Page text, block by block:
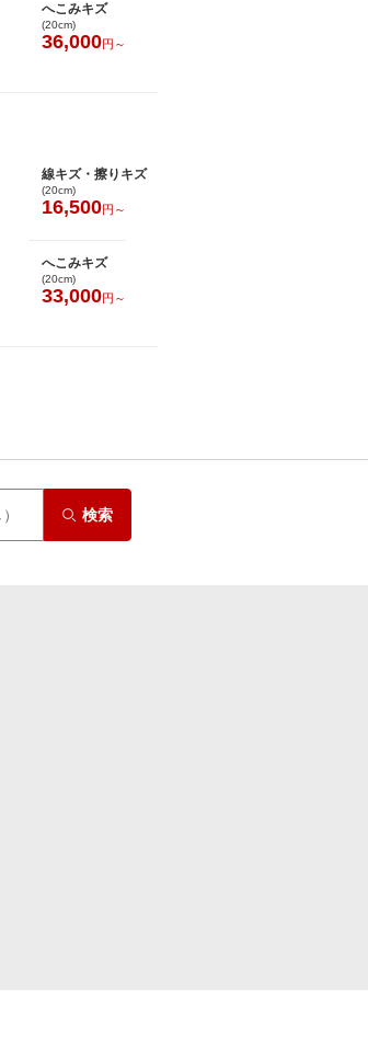
へこみキズ
(20cm)
36,000円～
線キズ・擦りキズ
(20cm)
16,500円～
へこみキズ
(20cm)
33,000円～
検索